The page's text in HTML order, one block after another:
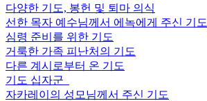
다양한 기도, 봉헌 및 퇴마 의식
선한 목자 예수님께서 에녹에게 주신 기도
심령 준비를 위한 기도
거룩한 가족 피난처의 기도
다른 계시로부터 온 기도
기도 십자군
자카레이의 성모님께서 주신 기도